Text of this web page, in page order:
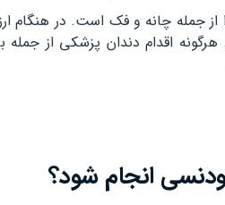
جمله چانه و فک است. در هنگام
هرگونه اقدام دندان‌ پزشکی از
انجام شود؟